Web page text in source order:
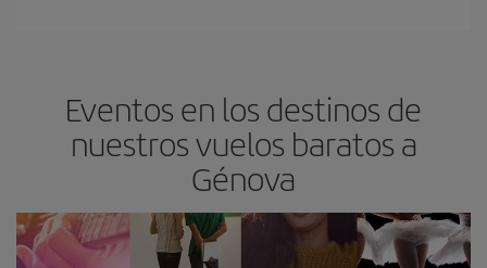
Eventos en los destinos de
nuestros vuelos baratos a
Génova